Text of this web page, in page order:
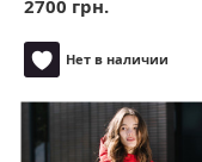
2700 грн.
Нет в наличии